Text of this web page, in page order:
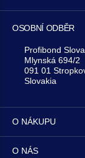
OSOBNÍ ODBĚR
Profibond
Mlynská 694/2
091 01
Slovakia
O NÁKUPU
O NÁS